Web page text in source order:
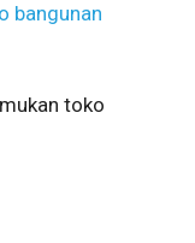
bangunan
toko